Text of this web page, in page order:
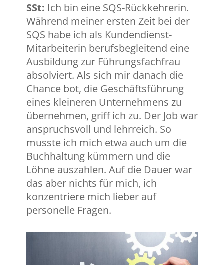
SSt: Ich bin eine SQS-Rückkehrerin.
Während meiner ersten Zeit bei der
SQS habe ich als Kundendienst-
Mitarbeiterin berufsbegleitend eine
Ausbildung zur Führungsfachfrau
absolviert. Als sich mir danach die
Chance bot, die Geschäftsführung
eines kleineren Unternehmens zu
übernehmen, griff ich zu. Der Job war
anspruchsvoll und lehrreich. So
musste ich mich etwa auch um die
Buchhaltung kümmern und die
Löhne auszahlen. Auf die Dauer war
das aber nichts für mich, ich
konzentriere mich lieber auf
personelle Fragen.